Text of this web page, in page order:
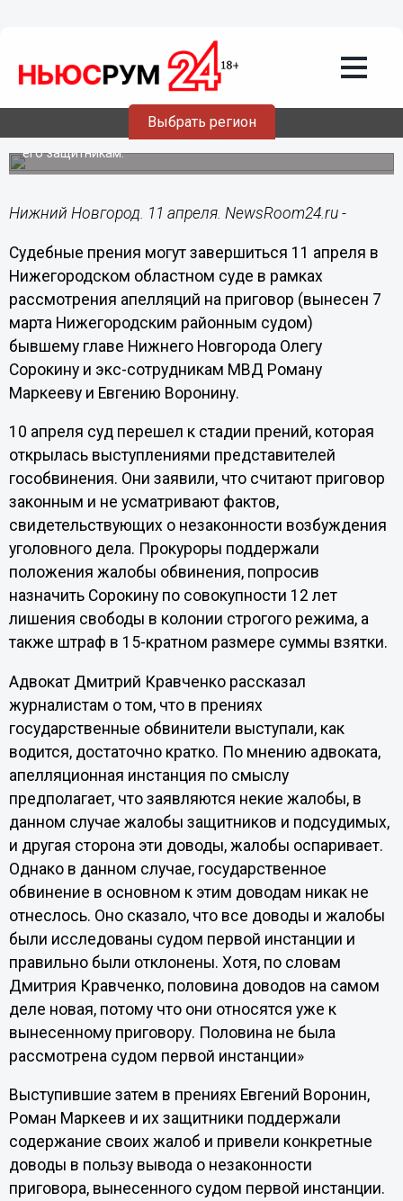
Выбрать регион
11.04.201908:05
В Нижегородском облсуде
завершаются прения по делу Сорокина
11 апреля будет предоставлено слово Олегу Сорокину и
его защитникам.
Нижний Новгород. 11 апреля. NewsRoom24.ru -
Судебные прения могут завершиться 11 апреля в
Нижегородском областном суде в рамках
рассмотрения апелляций на приговор (вынесен 7
марта Нижегородским районным судом)
бывшему главе Нижнего Новгорода Олегу
Сорокину и экс-сотрудникам МВД Роману
Маркееву и Евгению Воронину.
10 апреля суд перешел к стадии прений, которая
открылась выступлениями представителей
гособвинения. Они заявили, что считают приговор
законным и не усматривают фактов,
свидетельствующих о незаконности возбуждения
уголовного дела. Прокуроры поддержали
положения жалобы обвинения, попросив
назначить Сорокину по совокупности 12 лет
лишения свободы в колонии строгого режима, а
также штраф в 15-кратном размере суммы взятки.
Адвокат Дмитрий Кравченко рассказал
журналистам о том, что в прениях
государственные обвинители выступали, как
водится, достаточно кратко. По мнению адвоката,
апелляционная инстанция по смыслу
предполагает, что заявляются некие жалобы, в
данном случае жалобы защитников и подсудимых,
и другая сторона эти доводы, жалобы оспаривает.
Однако в данном случае, государственное
обвинение в основном к этим доводам никак не
отнеслось. Оно сказало, что все доводы и жалобы
были исследованы судом первой инстанции и
правильно были отклонены. Хотя, по словам
Дмитрия Кравченко, половина доводов на самом
деле новая, потому что они относятся уже к
вынесенному приговору. Половина не была
рассмотрена судом первой инстанции»
Выступившие затем в прениях Евгений Воронин,
Роман Маркеев и их защитники поддержали
содержание своих жалоб и привели конкретные
доводы в пользу вывода о незаконности
приговора, вынесенного судом первой инстанции.